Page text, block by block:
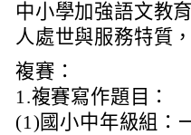
中小學加強語文教
人處世與服務特質
複賽：
1.複賽寫作題目：
(1)國小中年級組：